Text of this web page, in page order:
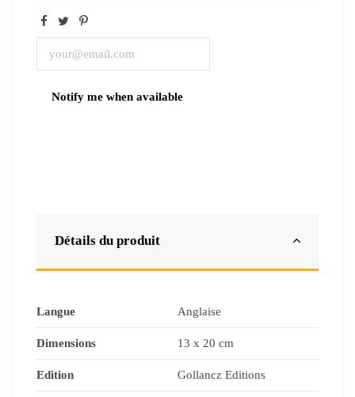
Détails du produit
Langue Anglaise
Dimensions 13 x 20 cm
Edition Gollancz Editions